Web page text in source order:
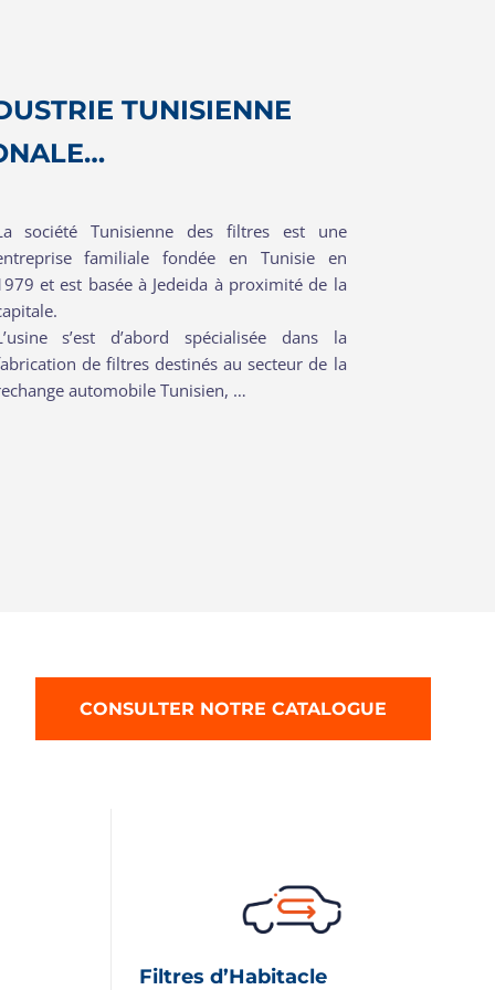
TUNISIENNE
société Tunisienne des filtres est une
familiale fondée en Tunisie en
et est basée à Jedeida à proximité de la
s’est d’abord spécialisée dans la
de filtres destinés au secteur de la
automobile Tunisien, …
CONSULTER NOTRE CATALOGUE
Filtres d’Habitacle